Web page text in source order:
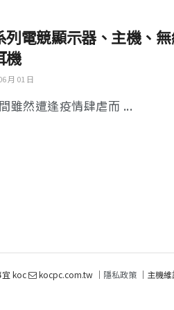
列電競顯示器、主機、
機
月 01 日
雖然遭逢疫情肆虐而 ...
宜 koc kocpc.com.tw ｜ 隱私政策 ｜主機維